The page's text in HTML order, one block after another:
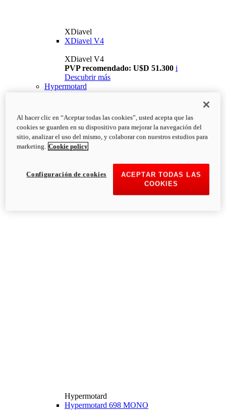
XDiavel
XDiavel V4
XDiavel V4
PVP recomendado: U$D 51.300 i
Descubrir más
Hypermotard
Hypermotard
Hypermotard 698 MONO
Al hacer clic en “Aceptar todas las cookies”, usted acepta que las
cookies se guarden en su dispositivo para mejorar la navegación del
sitio, analizar el uso del mismo, y colaborar con nuestros estudios para
marketing. Cookie policy
ACEPTAR TODAS LAS
COOKIES
Configuración de cookies